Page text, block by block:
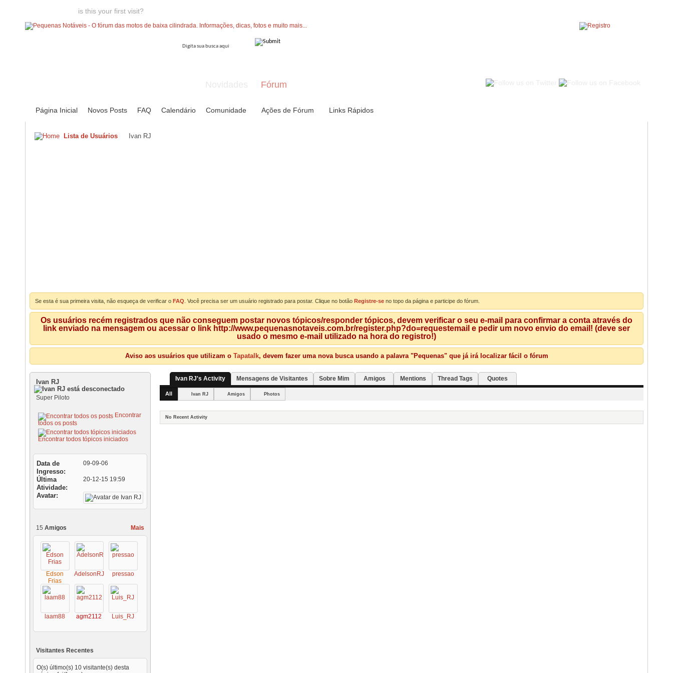
is this your first visit?
Fórum
Página Inicial Novos Posts FAQ Calendário Comunidade Ações de Fórum Links Rápidos
Lista de Usuários Ivan RJ
Se esta é sua primeira visita, não esqueça de verificar o FAQ . Você precisa ser um usuário registrado para postar. Clique no botão Registre-se no topo da página e participe do fórum.
Os usuários recém registrados que não conseguem postar novos tópicos/responder tópicos, devem verificar o seu e-mail para confirmar a conta através do
link enviado na mensagem ou acessar o link http://www.pequenasnotaveis.com.br/register.php?do=requestemail e pedir um novo envio do email! (deve ser
usado o mesmo e-mail utilizado na hora do registro!)
Aviso aos usuários que utilizam o Tapatalk, devem fazer uma nova busca usando a palavra "Pequenas" que já irá localizar fácil o fórum
Ivan RJ
Super Piloto
Encontrar
todos os posts
Encontrar todos tópicos iniciados
Data de
Ingresso
09-09-06
Última
Atividade
20-12-15 19:59
Avatar
Mais
15 Amigos
Edson
Frias
AdelsonRJ pressao
laam88 agm2112 Luis_RJ
Visitantes Recentes
O(s) último(s) 10 visitante(s) desta
Ivan RJ's Activity Mensagens de Visitantes Sobre Mim Amigos Mentions Thread Tags Quotes
All Ivan RJ Amigos Photos
No Recent Activity